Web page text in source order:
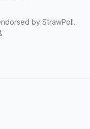
by StrawPoll.